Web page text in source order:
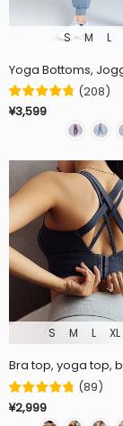
S M L
Yoga Bottoms,
(208)
¥3,599
S M L XL
Bra top, yoga top,
(89)
¥2,999